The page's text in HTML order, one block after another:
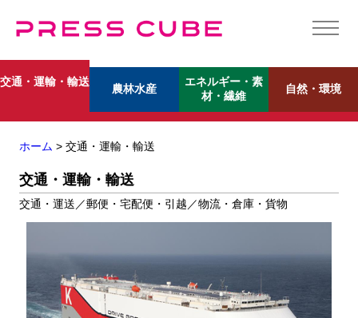
交通・運輸・輸送
農林水産
エネルギー・素
材・繊維
自然・環境
ホーム > 交通・運輸・輸送
交通・運輸・輸送
交通・運送／郵便・宅配便・引越／物流・倉庫・貨物